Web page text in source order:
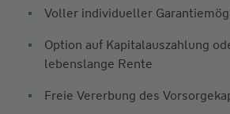
Voller individueller
Option auf Kapitalauszahlung
lebenslange Rente
Freie Vererbung des